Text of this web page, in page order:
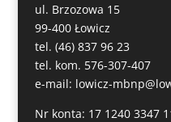
ul. Brzozowa 15
99-400 Łowicz
tel. (46) 837 96 23
tel. kom. 576-307-407
e-mail: lowicz-
Nr konta: 17 1240 3347